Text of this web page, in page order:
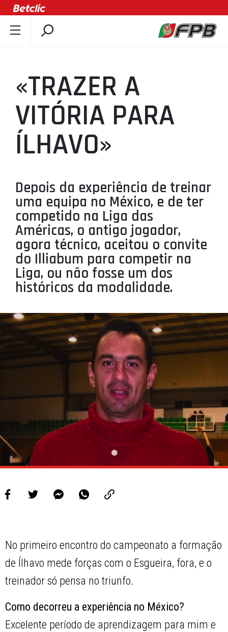
ÚLTIMAS
COMPETIÇÕES
ASSOCIAÇÕES
CLUBES
AGENTES
SELEÇÕES
MINIBASQUETE
ÁREA TÉCNICA
PROJETOS
LIGA BETCLIC MASCULINA
LIGA BETCLIC FEMININA
«TRAZER A
VITÓRIA PARA
ÍLHAVO»
Depois da experiência de treinar
uma equipa no México, e de ter
competido na Liga das
Américas, o antigo jogador,
agora técnico, aceitou o convite
do Illiabum para competir na
Liga, ou não fosse um dos
históricos da modalidade.
No primeiro encontro do campeonato a formação
de Ílhavo mede forças com o Esgueira, fora, e o
treinador só pensa no triunfo.
Como decorreu a experiência no México?
Excelente período de aprendizagem para mim e